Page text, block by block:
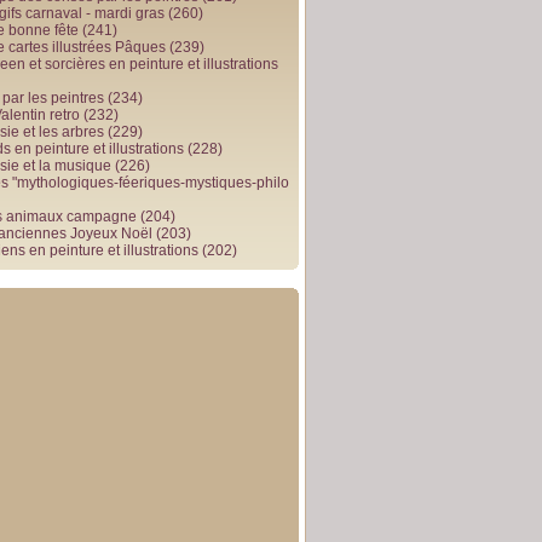
carnaval - mardi gras (260)
bonne fête (241)
cartes illustrées Pâques (239)
et sorcières en peinture et illustrations
les peintres (234)
retro (232)
et les arbres (229)
en peinture et illustrations (228)
et la musique (226)
"mythologiques-féeriques-mystiques-philo
animaux campagne (204)
Joyeux Noël (203)
en peinture et illustrations (202)